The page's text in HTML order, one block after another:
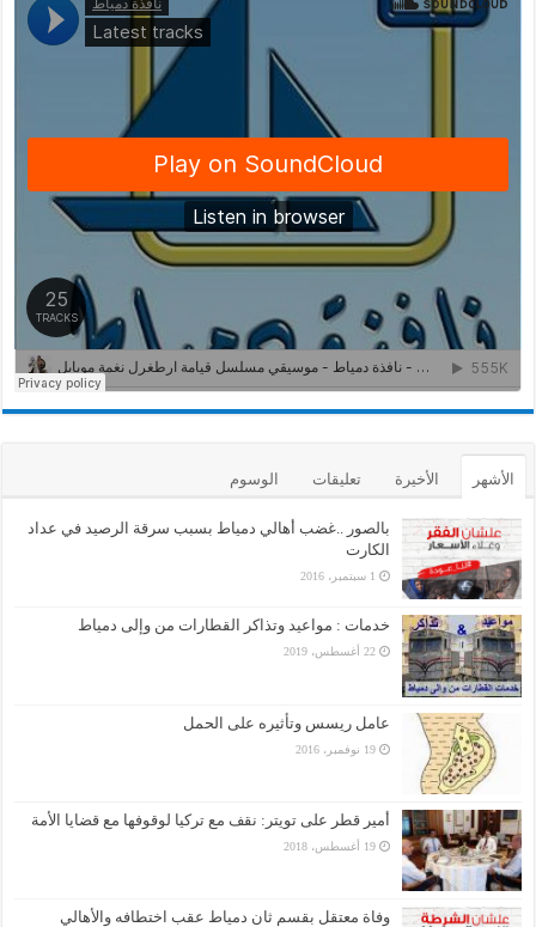
الأشهر الأخيرة تعليقات الوسوم
بالصور ..غضب أهالي دمياط بسبب سرقة الرصيد في عداد
الكارت
1 سبتمبر، 2016
خدمات : مواعيد وتذاكر القطارات من وإلى دمياط
22 أغسطس، 2019
عامل ريسس وتأثيره على الحمل
19 نوفمبر، 2016
أمير قطر على تويتر: نقف مع تركيا لوقوفها مع قضايا الأمة
19 أغسطس، 2018
وفاة معتقل بقسم ثان دمياط عقب اختطافه والأهالي